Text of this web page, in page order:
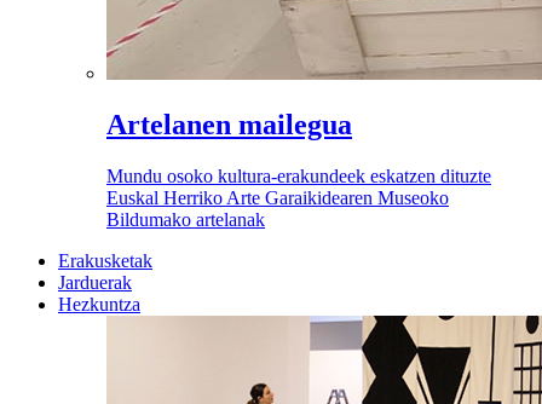
Artelanen mailegua
Mundu osoko kultura-erakundeek eskatzen dituzte
Euskal Herriko Arte Garaikidearen Museoko
Bildumako artelanak
Erakusketak
Jarduerak
Hezkuntza